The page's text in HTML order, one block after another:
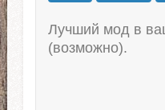
Лучший мод в
(возможно).